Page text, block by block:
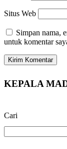
Situs Web
Simpan nama,
untuk komentar
KEPALA
Cari